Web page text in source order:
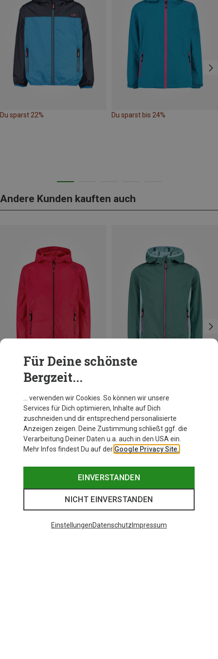
Du sparst 22% Du sparst bis 24%
Andere Kunden kauften auch
Du sparst 22%
Für Deine schönste
Bergzeit...
… verwenden wir Cookies. So können wir unsere
Services für Dich optimieren, Inhalte auf Dich
zuschneiden und dir entsprechend personalisierte
Anzeigen zeigen. Deine Zustimmung schließt ggf. die
Verarbeitung Deiner Daten u.a. auch in den USA ein.
Mehr Infos findest Du auf der Google Privacy Site.
EINVERSTANDEN
NICHT EINVERSTANDEN
EinstellungenDatenschutz Impressum